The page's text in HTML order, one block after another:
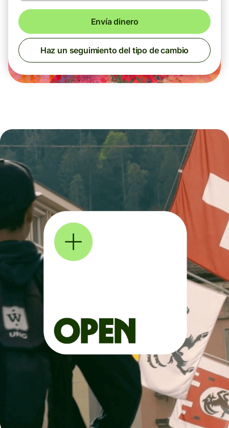
Envía dinero
Haz un seguimiento del tipo de cambio